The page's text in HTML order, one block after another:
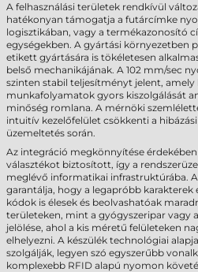
A felhasználási területek rendkívül
hatékonyan támogatja a futárcímke
logisztikában, vagy a termékazonosító
egységekben. A gyártási környezetben
etikett gyártására is tökéletesen
belső mechanikájának. A 102 mm/sec
szinten stabil teljesítményt jelent, amely
munkafolyamatok gyors kiszolgálását
minőség romlana. A mérnöki
intuitív kezelőfelület csökkenti a
üzemeltetés során.
Az integráció megkönnyítése
választékot biztosított, így a
meglévő informatikai infrastruktúrába.
garantálja, hogy a legapróbb
kódok is élesek és beolvashatóak
területeken, mint a gyógyszeripar vagy
jelölése, ahol a kis méretű felületeken
elhelyezni. A készülék technológiai
szolgálják, legyen szó egyszerűbb
komplexebb RFID alapú nyomon